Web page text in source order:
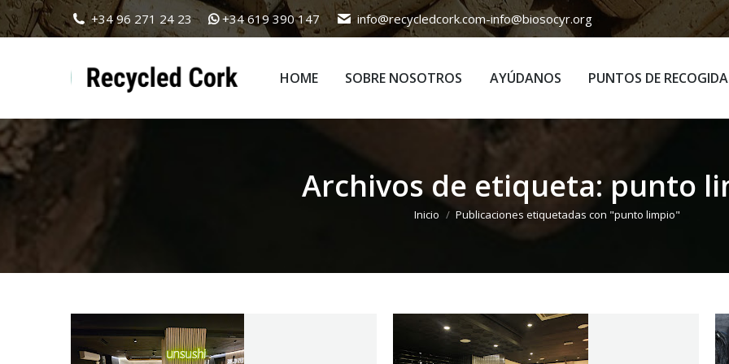
+34 96 271 24 23 +34 619 390 147 info@recycledcork.com-info@biosocyr.org
HOME SOBRE NOSOTROS AYÚDANOS PUNTOS DE RECOGIDA
Archivos de etiqueta: punto
Estás aquí:
Inicio Publicaciones etiquetadas con "punto limpio"
HOME SOBRE NOSOTROS AYÚDANOS PUNTOS DE RECOGIDA